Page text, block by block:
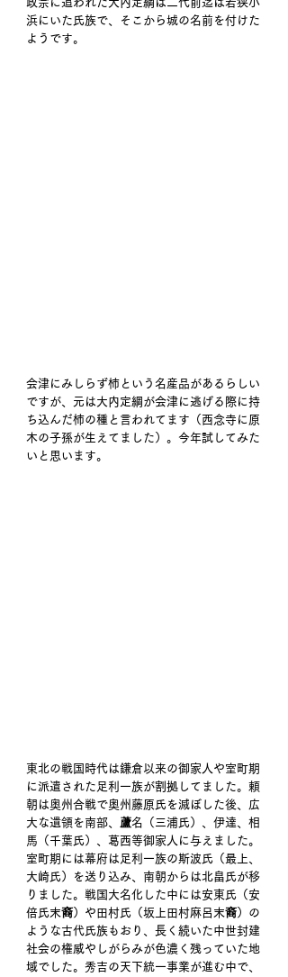
浜にいた氏族で、そこから城の名前を付けた
ようです。
会津にみしらず柿という名産品があるらしい
ですが、元は大内定綱が会津に逃げる際に持
ち込んだ柿の種と言われてます（西念寺に原
木の子孫が生えてました）。今年試してみた
いと思います。
東北の戦国時代は鎌倉以来の御家人や室町期
に派遣された足利一族が割拠してました。頼
朝は奥州合戦で奥州藤原氏を滅ぼした後、広
大な遺領を南部、蘆名（三浦氏）、伊達、相
馬（千葉氏）、葛西等御家人に与えました。
室町期には幕府は足利一族の斯波氏（最上、
大崎氏）を送り込み、南朝からは北畠氏が移
りました。戦国大名化した中には安東氏（安
倍氏末裔）や田村氏（坂上田村麻呂末裔）の
ような古代氏族もおり、長く続いた中世封建
社会の権威やしがらみが色濃く残っていた地
域でした。秀吉の天下統一事業が進む中で、